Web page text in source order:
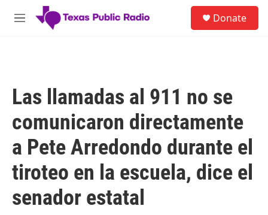
Skip to main content
M
Donate
Las llamadas al 911 no se
comunicaron directamente
a Pete Arredondo durante el
tiroteo en la escuela, dice el
senador estatal